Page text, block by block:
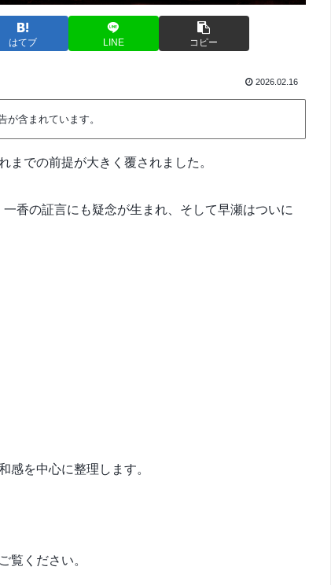
はてブ LINE コピー
2026.02.16
が含まれています。
までの前提が大きく覆されました。
香の証言にも疑念が生まれ、そして早瀬はついに
を中心に整理します。
覧ください。